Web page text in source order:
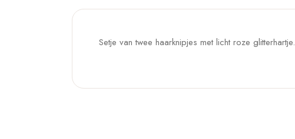
Setje van twee haarknipjes met licht roze glitterhartje.